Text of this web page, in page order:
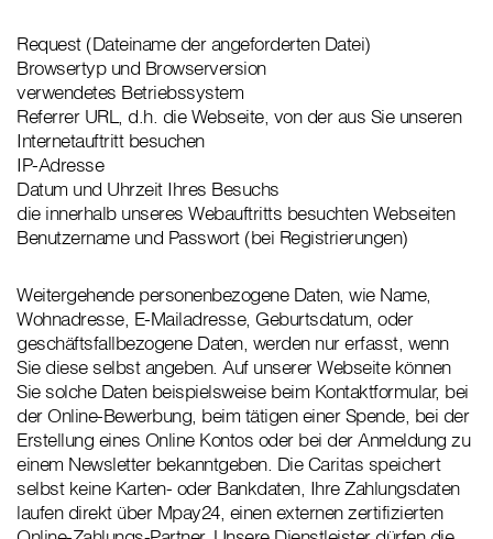
Request (Dateiname der angeforderten Datei)
Browsertyp und Browserversion
verwendetes Betriebssystem
Referrer URL, d.h. die Webseite, von der aus Sie unseren
Internetauftritt besuchen
IP-Adresse
Datum und Uhrzeit Ihres Besuchs
die innerhalb unseres Webauftritts besuchten Webseiten
Benutzername und Passwort (bei Registrierungen)
Weitergehende personenbezogene Daten, wie Name,
Wohnadresse, E-Mailadresse, Geburtsdatum, oder
geschäftsfallbezogene Daten, werden nur erfasst, wenn
Sie diese selbst angeben. Auf unserer Webseite können
Sie solche Daten beispielsweise beim Kontaktformular, bei
der Online-Bewerbung, beim tätigen einer Spende, bei der
Erstellung eines Online Kontos oder bei der Anmeldung zu
einem Newsletter bekanntgeben. Die Caritas speichert
selbst keine Karten- oder Bankdaten, Ihre Zahlungsdaten
laufen direkt über Mpay24, einen externen zertifizierten